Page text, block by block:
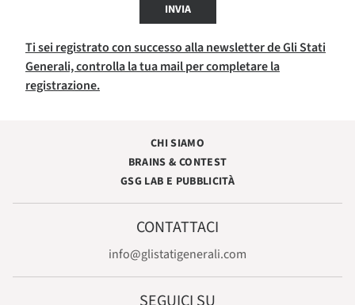
INVIA
Ti sei registrato con successo alla newsletter de Gli Stati
Generali, controlla la tua mail per completare la
registrazione.
CHI SIAMO
BRAINS & CONTEST
GSG LAB E PUBBLICITÀ
CONTATTACI
info@glistatigenerali.com